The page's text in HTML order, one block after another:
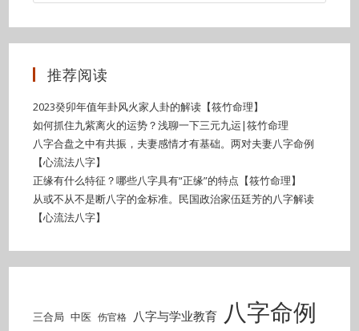
推荐阅读
2023癸卯年值年卦风火家人卦的解读【筱竹命理】
如何抓住九紫离火的运势？浅聊一下三元九运|筱竹命理
八字合盘之中有共振，夫妻感情才有基础。两对夫妻八字命例
【心流法八字】
正缘有什么特征？哪些八字具有“正缘”的特点【筱竹命理】
从或不从不是断八字的金标准。民国政治家伍廷芳的八字解读
【心流法八字】
三合局 中医 伤官格 八字与学业教育 八字命例